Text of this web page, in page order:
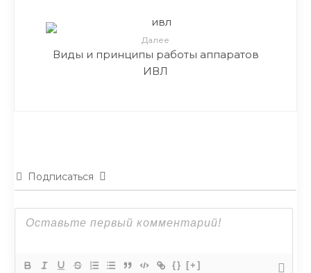
Далее
Виды и принципы работы аппаратов
ИВЛ
Подписаться
{} [+]